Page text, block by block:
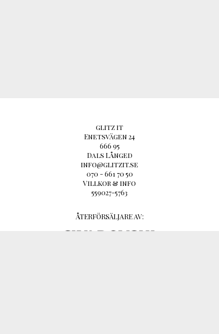
glitz it
Enetsvägen 24
666 95
Dals Långed
info@glitzit.se
070 - 661 70 50
Villkor & info
559027-5763
ÅTERFÖRSÄLJARE AV: